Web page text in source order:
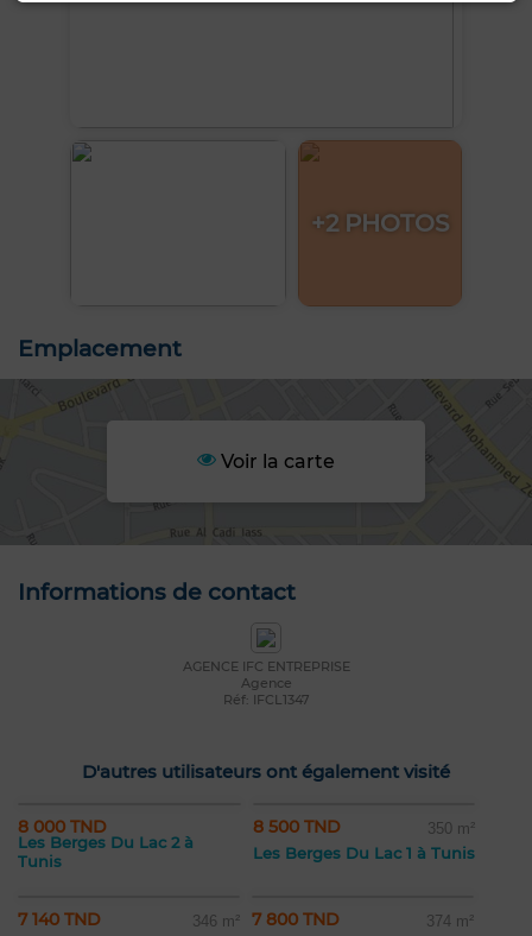
+2 PHOTOS
Emplacement
Voir la carte
Informations de contact
AGENCE IFC ENTREPRISE
Agence
Réf: IFCL1347
D'autres utilisateurs ont également visité
8 000 TND
Les Berges Du Lac 2 à
Tunis
8 500 TND 350 m²
Les Berges Du Lac 1 à Tunis
7 140 TND 346 m² 7 800 TND 374 m²